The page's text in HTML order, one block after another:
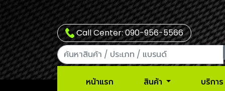
Call Center: 090-956-5566
หน้าแรก สินค้า บริการ